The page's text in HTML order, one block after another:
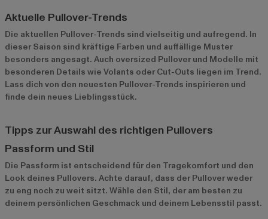
Aktuelle Pullover-Trends
Die aktuellen Pullover-Trends sind vielseitig und aufregend. In
dieser Saison sind kräftige Farben und auffällige Muster
besonders angesagt. Auch oversized Pullover und Modelle mit
besonderen Details wie Volants oder Cut-Outs liegen im Trend.
Lass dich von den neuesten Pullover-Trends inspirieren und
finde dein neues Lieblingsstück.
Tipps zur Auswahl des richtigen Pullovers
Passform und Stil
Die Passform ist entscheidend für den Tragekomfort und den
Look deines Pullovers. Achte darauf, dass der Pullover weder
zu eng noch zu weit sitzt. Wähle den Stil, der am besten zu
deinem persönlichen Geschmack und deinem Lebensstil passt.